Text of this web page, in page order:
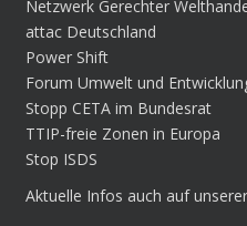
Netzwerk Gerechter
attac Deutschland
Power Shift
Forum Umwelt und
Stopp CETA im Bundesrat
TTIP-freie Zonen in Europa
Stop ISDS
Aktuelle Infos auch auf